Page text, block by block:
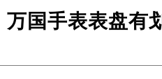
万国手表表盘有